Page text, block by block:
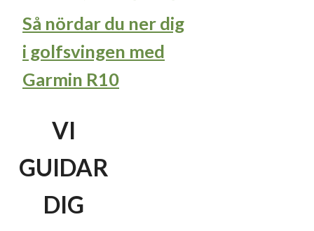
Så nördar du ner dig
i golfsvingen med
Garmin R10
VI
GUIDAR
DIG